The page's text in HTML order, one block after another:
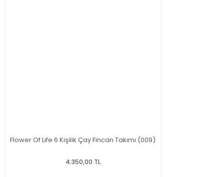
Flower Of Life 6 Kişilik Çay Fincan Takımı (009)
4.350,00 TL